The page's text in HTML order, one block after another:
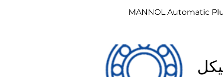
MANNOL Automatic